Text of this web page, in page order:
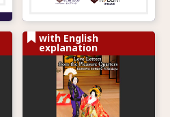
with English
explanation